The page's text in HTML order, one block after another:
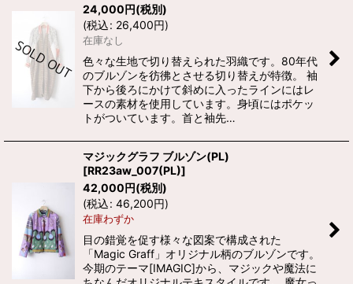
24,000円(税別)
(税込: 26,400円)
在庫なし
色々な生地で切り替えられた羽織です。80年代
のブルゾンを彷彿とさせる切り替えが特徴。 袖
下から後ろにかけて斜めに入ったラインにはレ
ースの素材を使用しています。身頃にはポケッ
トがついています。首と袖先…
マジックグラフ ブルゾン(PL)
[RR23aw_007(PL)]
42,000円(税別)
(税込: 46,200円)
在庫わずか
目の錯覚を促す様々な図案で構成された
「Magic Graff」オリジナル柄のブルゾンです。
今期のテーマ[IMAGIC]から、マジックや魔法に